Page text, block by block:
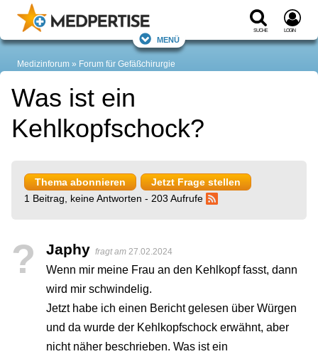
Suche Login
Menü
Medizinforum Forum für Gefäßchirurgie
Was ist ein
Kehlkopfschock?
Thema abonnieren
Jetzt Frage stellen
1 Beitrag, keine Antworten - 203 Aufrufe
? Japhy fragt am 27.02.2024
Wenn mir meine Frau an den Kehlkopf fasst, dann
wird mir schwindelig.
Jetzt habe ich einen Bericht gelesen über Würgen
und da wurde der Kehlkopfschock erwähnt, aber
nicht näher beschrieben. Was ist ein